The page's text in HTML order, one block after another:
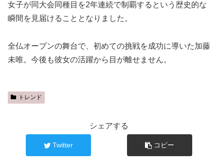
女子が同大会同種目を2年連続で制覇するという歴史的な
瞬間を見届けることとなりました。
全仏オープンの舞台で、初めての挑戦を成功に導いた加藤
未唯。今後も彼女の活躍から目が離せません。
トレンド
シェアする
Twitter コピー